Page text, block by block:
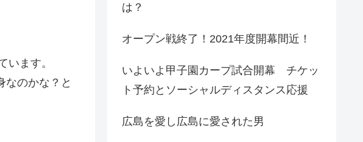
います。
なのかな？と
は？
オープン戦終了！2021年度開幕間近！
いよいよ甲子園カープ試合開幕 チケッ
ト予約とソーシャルディスタンス応援
広島を愛し広島に愛された男